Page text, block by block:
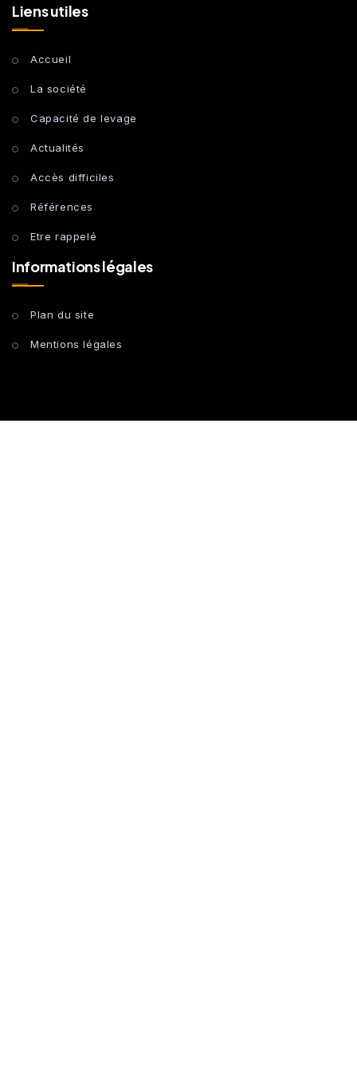
Liens utiles
Accueil
La société
Capacité de levage
Actualités
Accès difficiles
Références
Etre rappelé
Informations légales
Plan du site
Mentions légales